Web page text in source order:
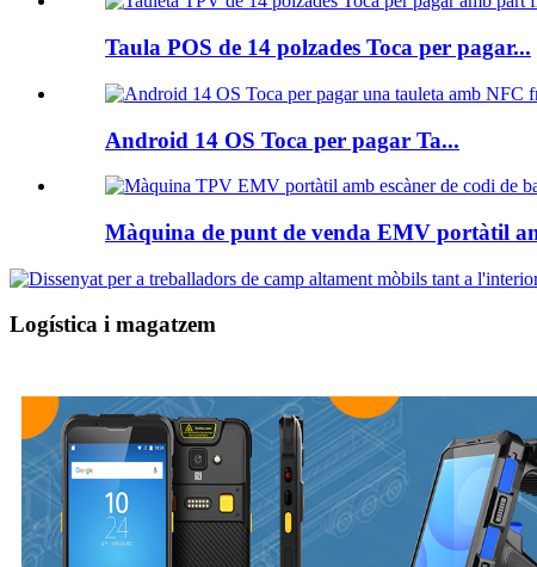
Taula POS de 14 polzades Toca per pagar...
Android 14 OS Toca per pagar Ta...
Màquina de punt de venda EMV portàtil
Logística i magatzem